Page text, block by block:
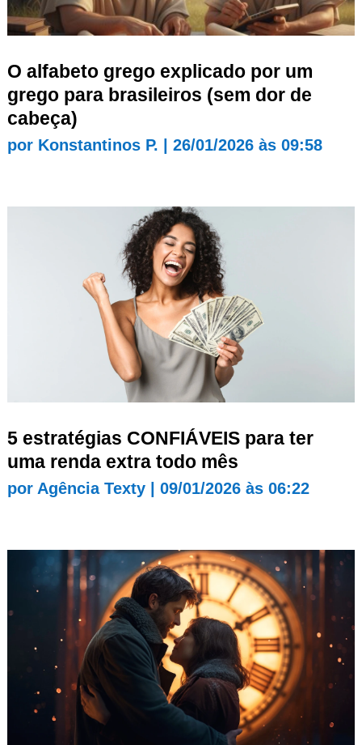
O alfabeto grego explicado por um
grego para brasileiros (sem dor de
cabeça)
por Konstantinos P. 26/01/2026 às 09:58
5 estratégias CONFIÁVEIS para ter
uma renda extra todo mês
por Agência Texty| 09/01/2026 às 06:22